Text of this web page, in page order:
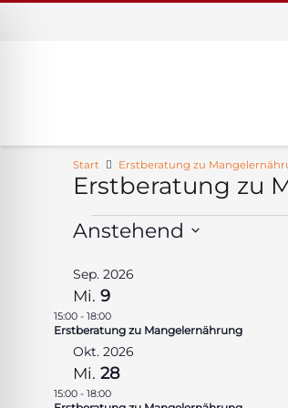
Start Erstberatung zu
Erstberatung zu
Veranstaltungen
Anstehend
auswählen.
Sep. 2026
Mi.9
15:00 -18:00
Erstberatung zu Mangelernährung
Okt. 2026
Mi.28
15:00 -18:00
Modus